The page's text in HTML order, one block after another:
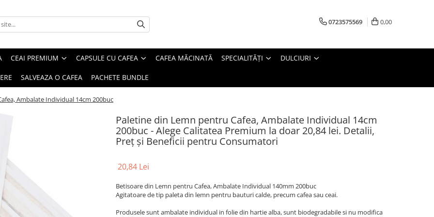
0723575569 0,00
CEAI PREMIUM CAPSULE CU CAFEA CAFEA MĂCINATĂ SPECIALITĂȚI DULCIURI
SALVEAZA O CAFEA PACHETE BUNDLE
Ambalate Individual 14cm 200buc
Paletine din Lemn pentru Cafea, Ambalate Individual 14cm
200buc - Alege Calitatea Premium la doar 20,84 lei. Detalii,
Preț și Beneficii pentru Consumatori
20,84 Lei
Betisoare din Lemn pentru Cafea, Ambalate Individual 140mm 200buc
Agitatoare de tip paleta din lemn pentru bauturi calde, precum cafea sau ceai.
Produsele sunt ambalate individual in folie din hartie alba, sunt biodegradabile si nu modifica